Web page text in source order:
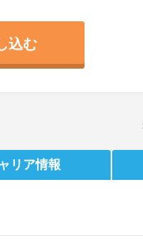
込む
リア情報